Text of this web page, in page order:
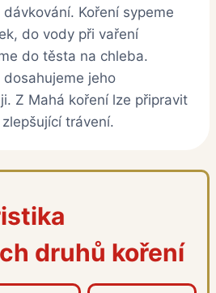
Koření sypeme
do vody při vaření
do těsta na chleba.
jeho
Z Mahá koření lze připravit
trávení.
druhů koření